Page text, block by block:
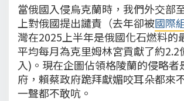
當俄國入侵烏克蘭時，我們外交部
上對俄國提出譴責（去年卻被國際
灣在2025上半年是俄國化石燃料的
平均每月為克里姆林宮貢獻了約2.2
入)。現在企圖佔領格陵蘭的侵略者
府，賴蔡政府跪拜獻媚咬耳朵都來
一聲都不敢吭。